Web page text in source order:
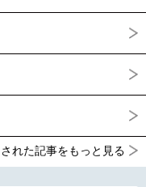
れた記事をもっと見る